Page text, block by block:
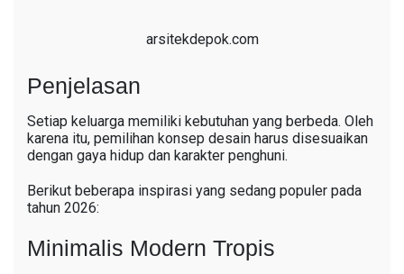
arsitekdepok.com
Penjelasan
Setiap keluarga memiliki kebutuhan yang berbeda. Oleh
karena itu, pemilihan konsep desain harus disesuaikan
dengan gaya hidup dan karakter penghuni.
Berikut beberapa inspirasi yang sedang populer pada
tahun 2026:
Minimalis Modern Tropis